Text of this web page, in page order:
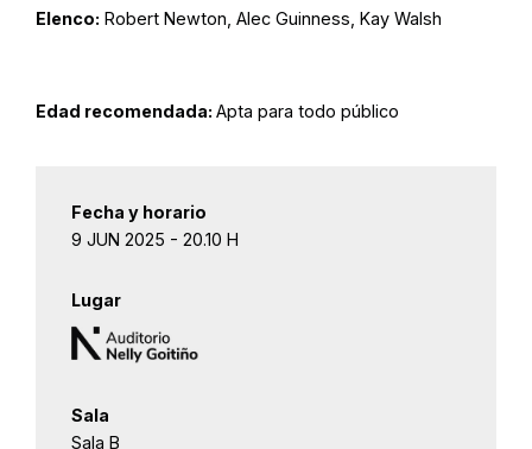
Elenco: Robert Newton, Alec Guinness, Kay Walsh
Edad recomendada: Apta para todo público
Fecha y horario
9 JUN 2025 - 20.10 H
Lugar
Sala
Sala B